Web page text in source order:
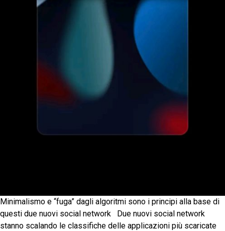
Minimalismo e “fuga” dagli algoritmi sono i principi alla base di
questi due nuovi social network Due nuovi social network
stanno scalando le classifiche delle applicazioni più scaricate